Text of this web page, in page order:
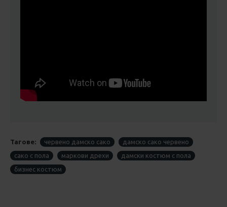
Тагове: червено дамско сако
дамско сако червено
сако с пола
маркови дрехи
дамски костюм с пола
бизнес костюм